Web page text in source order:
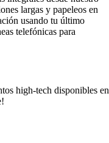
largas y papeleos en
usando tu último
telefónicas para
high-tech disponibles en